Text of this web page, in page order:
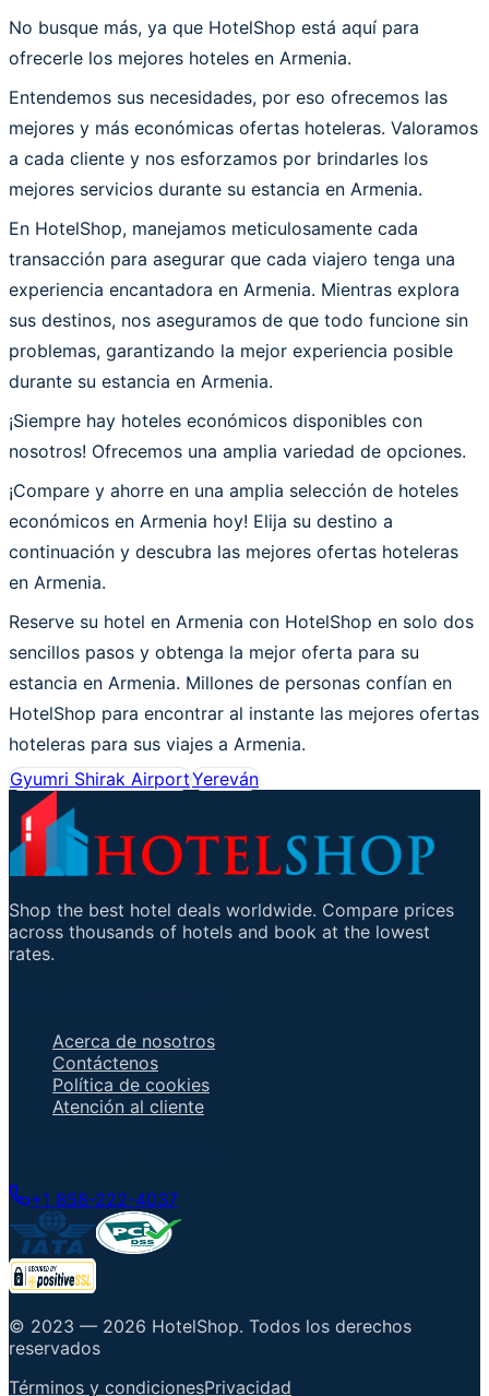
No busque más, ya que HotelShop está aquí para
ofrecerle los mejores hoteles en Armenia.
Entendemos sus necesidades, por eso ofrecemos las
mejores y más económicas ofertas hoteleras. Valoramos
a cada cliente y nos esforzamos por brindarles los
mejores servicios durante su estancia en Armenia.
En HotelShop, manejamos meticulosamente cada
transacción para asegurar que cada viajero tenga una
experiencia encantadora en Armenia. Mientras explora
sus destinos, nos aseguramos de que todo funcione sin
problemas, garantizando la mejor experiencia posible
durante su estancia en Armenia.
¡Siempre hay hoteles económicos disponibles con
nosotros! Ofrecemos una amplia variedad de opciones.
¡Compare y ahorre en una amplia selección de hoteles
económicos en Armenia hoy! Elija su destino a
continuación y descubra las mejores ofertas hoteleras
en Armenia.
Reserve su hotel en Armenia con HotelShop en solo dos
sencillos pasos y obtenga la mejor oferta para su
estancia en Armenia. Millones de personas confían en
HotelShop para encontrar al instante las mejores ofertas
hoteleras para sus viajes a Armenia.
Gyumri Shirak AirportYereván
Shop the best hotel deals worldwide. Compare prices
across thousands of hotels and book at the lowest
rates.
Acerca de nosotros
Contáctenos
Política de cookies
Atención al cliente
+1 858-222-4037
© 2023 — 2026 HotelShop. Todos los derechos
reservados
Términos y condicionesPrivacidad